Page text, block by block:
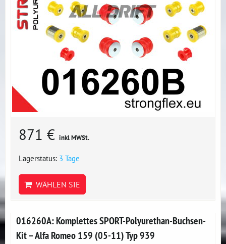
871 € inkl MWSt.
Lagerstatus: 3 Tage
WÄHLEN SIE
016260A: Komplettes SPORT-Polyurethan-Buchsen-
Kit – Alfa Romeo 159 (05-11) Typ 939